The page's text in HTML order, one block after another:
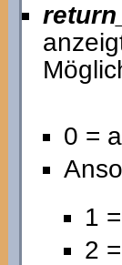
0 =
1
2